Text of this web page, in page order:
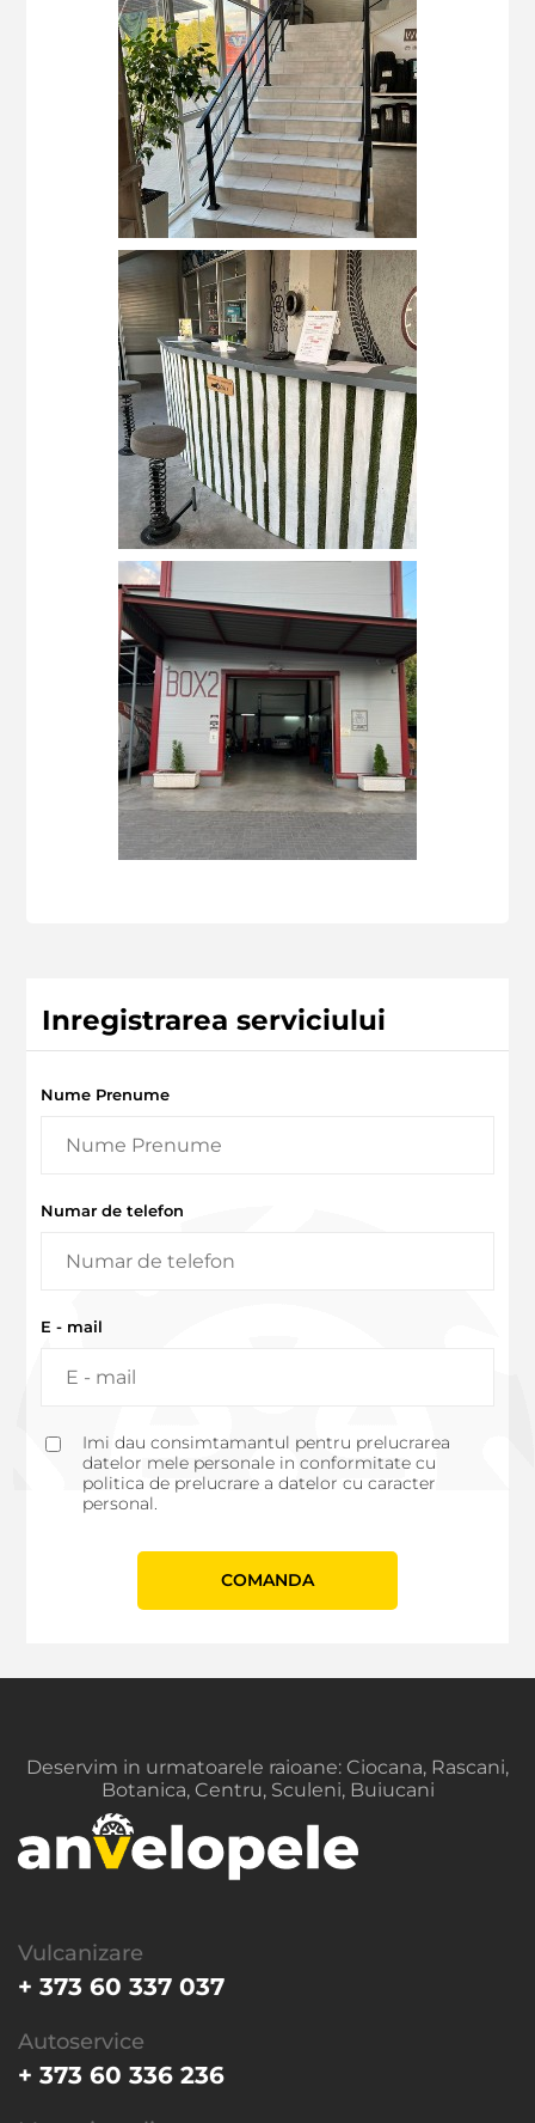
Inregistrarea serviciului
Nume Prenume
Numar de telefon
E - mail
Imi dau consimtamantul pentru prelucrarea
datelor mele personale in conformitate cu
politica de prelucrare a datelor cu caracter
personal.
СOMANDA
Deservim in urmatoarele raioane: Ciocana, Rascani,
Botanica, Centru, Sculeni, Buiucani
Vulcanizare
+ 373 60 337 037
Autoservice
+ 373 60 336 236